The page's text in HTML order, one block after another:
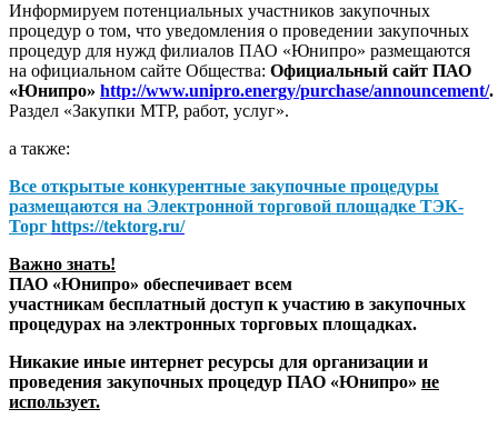
Информируем потенциальных участников закупочных
процедур о том, что уведомления о проведении закупочных
процедур для нужд филиалов ПАО «Юнипро» размещаются
на официальном сайте Общества: Официальный сайт ПАО
«Юнипро» http://www.unipro.energy/purchase/announcement/.
Раздел «Закупки МТР, работ, услуг».
а также:
Все открытые конкурентные закупочные процедуры
размещаются на Электронной торговой площадке ТЭК-
Торг https://tektorg.ru/
Важно знать!
ПАО «Юнипро» обеспечивает всем
участникам бесплатный доступ к участию в закупочных
процедурах на электронных торговых площадках.
Никакие иные интернет ресурсы для организации и
проведения закупочных процедур ПАО «Юнипро» не
использует.